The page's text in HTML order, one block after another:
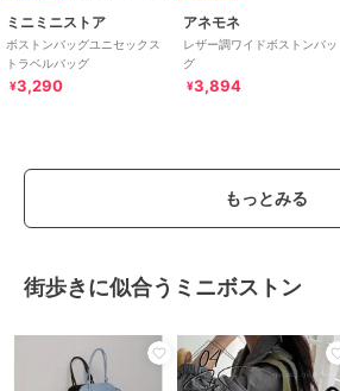
ミニミニストア
ボストンバッグユニセックス
トラベルバッグ
¥3,290
アネモネ
レザー調ワイドボストンバッ
グ
¥3,894
もっとみる
街歩きに似合うミニボストン